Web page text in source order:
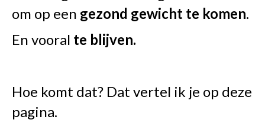
om op een gezond gewicht te komen.
En vooral te blijven.
Hoe komt dat? Dat vertel ik je op deze
pagina.